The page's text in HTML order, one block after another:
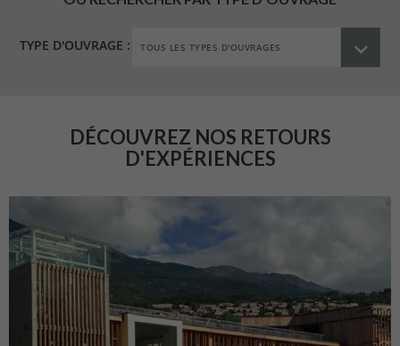
TYPE D'OUVRAGE :
DÉCOUVREZ NOS RETOURS
D'EXPÉRIENCES